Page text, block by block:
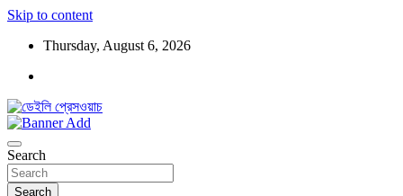
Skip to content
Thursday, August 6, 2026
ডেইলি প্রেসওয়াচ
Search
Search